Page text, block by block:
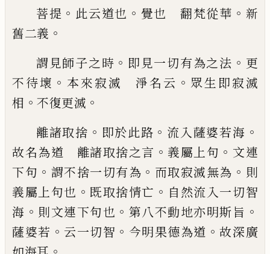
菩提 。 此云道也 。 覺也 翻梵從華 。 新
舊二義 。
謂見師子之時 。 即見一切有為之法 。 更
不待壞 。本來寂滅 淨名云 。 眾生即寂滅
相 。 不復更滅 。
離諸取捨 。 即於此路 。 流入薩婆若海 。
故名為道 離諸取捨之言 。 義屬上句 。 文連
下句 。 謂不捨一切有為 。 而取寂滅無為 。 則
義屬上句也 。 既取捨情亡 。 自然流入一切智
海 。 則文連下句也 。 第八不動地亦明斯旨 。
薩婆若 。 云一切智 。 今明果德為道 。故深廣